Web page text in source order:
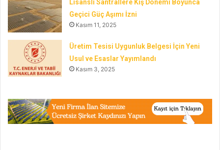
Lisanslı Santrallere Kış Dönemi Boyunca
Geçici Güç Aşımı İzni
Kasım 11, 2025
Üretim Tesisi Uygunluk Belgesi İçin Yeni
Usul ve Esaslar Yayımlandı
Kasım 3, 2025